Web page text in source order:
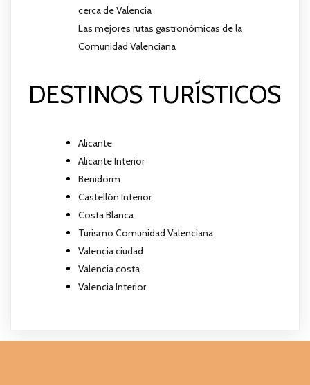
cerca de Valencia
Las mejores rutas gastronómicas de la
Comunidad Valenciana
DESTINOS TURÍSTICOS
Alicante
Alicante Interior
Benidorm
Castellón Interior
Costa Blanca
Turismo Comunidad Valenciana
Valencia ciudad
Valencia costa
Valencia Interior